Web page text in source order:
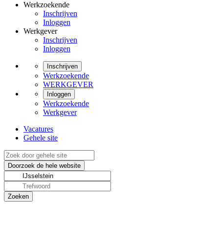
Werkzoekende
Inschrijven
Inloggen
Werkgever
Inschrijven
Inloggen
Inschrijven
Werkzoekende
WERKGEVER
Inloggen
Werkzoekende
Werkgever
Vacatures
Gehele site